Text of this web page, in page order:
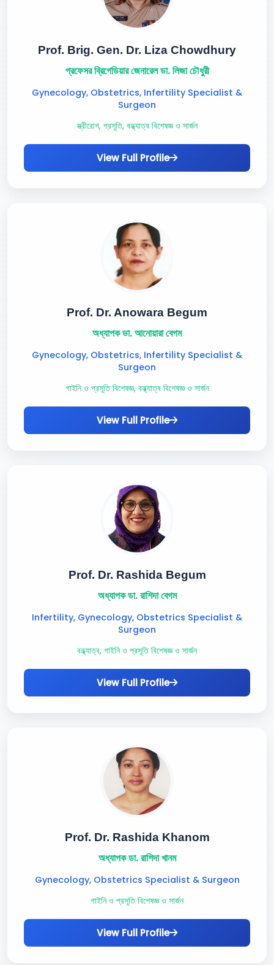
Prof. Brig. Gen. Dr. Liza Chowdhury
প্রফেসর ব্রিগেডিয়ার জেনারেল ডা. লিজা চৌধুরী
Gynecology, Obstetrics, Infertility Specialist &
Surgeon
স্ত্রীরোগ, প্রসূতি, বন্ধ্যাত্ব বিশেষজ্ঞ ও সার্জন
View Full Profile
Prof. Dr. Anowara Begum
অধ্যাপক ডা. আনোয়ারা বেগম
Gynecology, Obstetrics, Infertility Specialist &
Surgeon
গাইনি ও প্রসূতি বিশেষজ্ঞ, বন্ধ্যাত্ব বিশেষজ্ঞ ও সার্জন
View Full Profile
Prof. Dr. Rashida Begum
অধ্যাপক ডা. রাশিদা বেগম
Infertility, Gynecology, Obstetrics Specialist &
Surgeon
বন্ধ্যাত্ব, গাইনি ও প্রসূতি বিশেষজ্ঞ ও সার্জন
View Full Profile
Prof. Dr. Rashida Khanom
অধ্যাপক ডা. রাশিদা খানম
Gynecology, Obstetrics Specialist & Surgeon
গাইনি ও প্রসূতি বিশেষজ্ঞ ও সার্জন
View Full Profile